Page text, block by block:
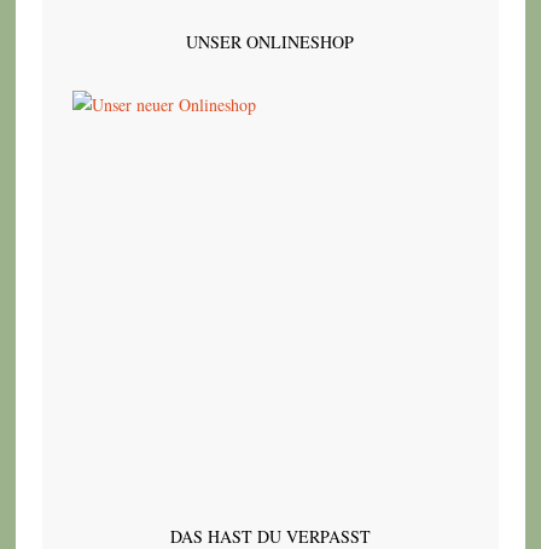
UNSER ONLINESHOP
DAS HAST DU VERPASST